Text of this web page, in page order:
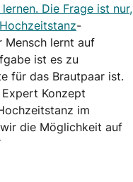
Die Frage ist nur,
-
Mensch lernt auf
ist es zu
für das Brautpaar ist.
Konzept
im
die Möglichkeit auf